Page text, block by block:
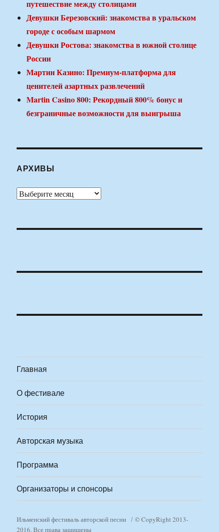
путешествие между столицами
Девушки Березовский: знакомства в уральском
городе с особым шармом
Девушки Ростова: знакомства в южной столице
России
Мартин Казино: Премиум-платформа для
ценителей азартных развлечений
Martin Casino 800: Рекордный 800% бонус и
безграничные возможности для выигрыша
АРХИВЫ
Архивы
Главная
О фестивале
История
Авторская музыка
Программа
Организаторы и спонсоры
Ильменский фестиваль авторской песни
© CopyRight 2013-
2016. Все права защищены